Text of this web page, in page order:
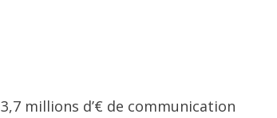
3,7 millions d’€ de communication